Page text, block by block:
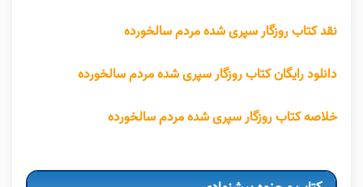
نقد کتاب روزگار سپری شده مردم سالخورده
دانلود رایگان کتاب روزگار سپری شده مردم سالخورده
خلاصه کتاب روزگار سپری شده مردم سالخورده